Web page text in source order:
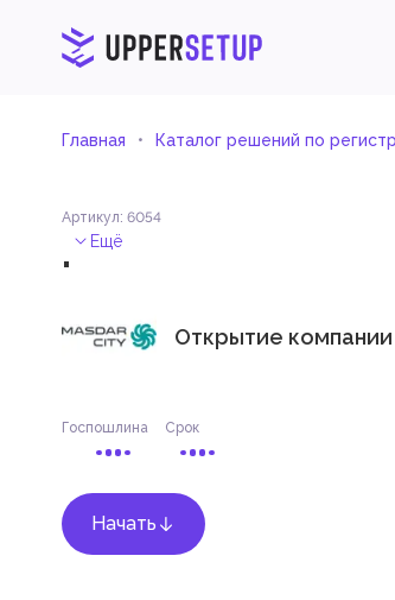
Главная Каталог решений по
Артикул: 6054
. Ещё
Открытие компании
Госпошлина Срок
Начать